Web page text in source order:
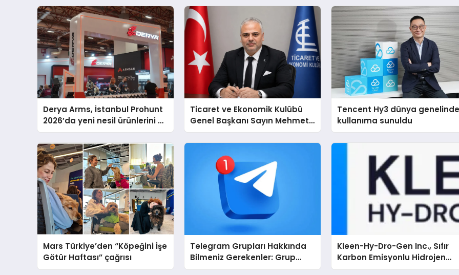
Derya Arms, İstanbul Prohunt
2026’da yeni nesil ürünlerini ve
global marka vizyonunu
sergiledi
Ticaret ve Ekonomik Kulübü
Genel Başkanı Sayın Mehmet
Ulutaş, ekonomiye dair yaptığı
açıklamada şunları kaydetti:
Tencent Hy3 dünya
kullanıma sunuldu
Mars Türkiye’den “Köpeğini İşe
Götür Haftası” çağrısı
Telegram Grupları Hakkında
Bilmeniz Gerekenler: Grup
Sahipleri İçin Telegram’da
Kleen-Hy-Dro-Gen Inc., Sıfır
Karbon Emisyonlu Hidrojen
Isıtma Teknolojisinde ISO ve